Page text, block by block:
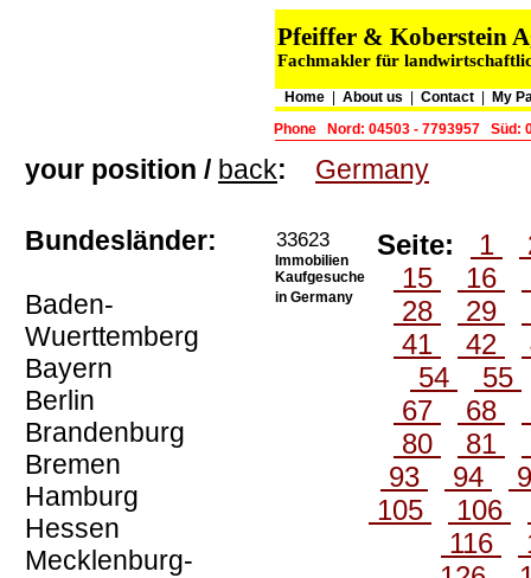
Pfeiffer & Koberstein
Fachmakler für
Home |About us |Contact
My
Phone
Nord: 04503 - 7793957 Süd:
your position / back: Germany
Bundesländer:
Baden-
Wuerttemberg
Bayern
Berlin
Brandenburg
Bremen
Hamburg
Hessen
Mecklenburg-
33623
Immobilien
Kaufgesuche
in Germany
Seite: 1
15
16
28
29
41
42
54
55
67
68
80
81
93
94
105
106
116